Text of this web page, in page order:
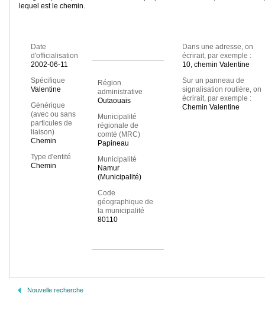
lequel est le chemin.
Date
d'officialisation
2002-06-11
Spécifique
Valentine
Générique
(avec ou sans
particules de
liaison)
Chemin
Type d'entité
Chemin
Région
administrative
Outaouais
Municipalité
régionale de
comté (MRC)
Papineau
Municipalité
Namur
(Municipalité)
Code
géographique de
la municipalité
80110
Dans une adresse, on
écrirait, par exemple :
10, chemin Valentine
Sur un panneau de
signalisation routière, on
écrirait, par exemple :
Chemin Valentine
Nouvelle recherche